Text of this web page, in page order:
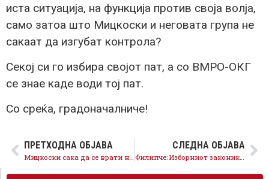
иста ситуација, на функција против своја волја,
само затоа што Мицкоски и неговата група не
сакаат да изгубат контрола?
Секој си го избира својот пат, а со ВМРО-ОКГ
се знае каде води тој пат.
Со среќа, градоначалниче!
ПРЕТХОДНА ОБЈАВА СЛЕДНА ОБЈАВА
Филипче: Изборниот законик како што е предложен не е ниту европски, ниту демократски